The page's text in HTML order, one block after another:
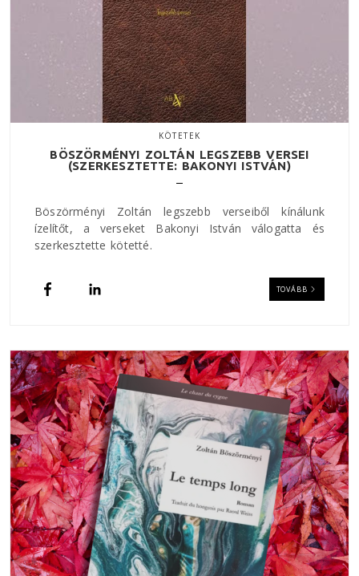
KÖTETEK
BÖSZÖRMÉNYI ZOLTÁN LEGSZEBB VERSEI
(SZERKESZTETTE: BAKONYI ISTVÁN)
Böszörményi Zoltán legszebb verseiből kínálunk
ízelítőt, a verseket Bakonyi István válogatta és
szerkesztette kötetté.
TOVÁBB